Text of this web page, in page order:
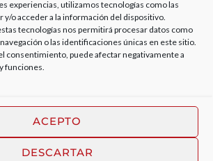
experiencias, utilizamos tecnologías como las
y/o acceder a la información del dispositivo.
tecnologías nos permitirá procesar datos como
o las identificaciones únicas en este sitio.
consentimiento, puede afectar negativamente a
funciones.
ACEPTO
DESCARTAR
DE FRÉSCANO | DISEÑO WEB